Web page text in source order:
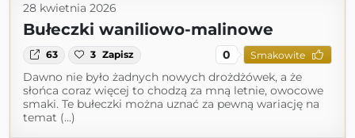
28 kwietnia 2026
Bułeczki waniliowo-malinowe
63 3 Zapisz 0 Smakowite
Dawno nie było żadnych nowych drożdżówek, a że
słońca coraz więcej to chodzą za mną letnie, owocowe
smaki. Te bułeczki można uznać za pewną wariację na
temat (...)